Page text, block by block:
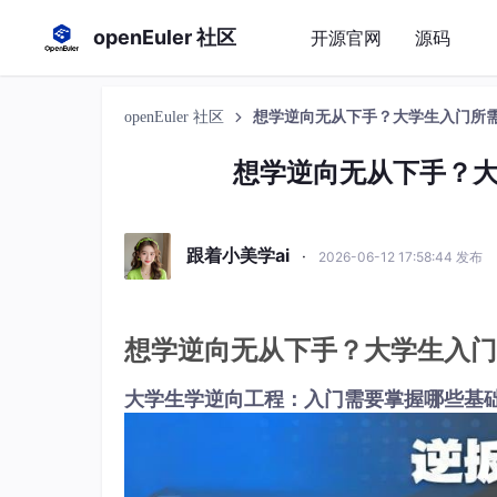
openEuler 社区 开源官网 源码
openEuler 社区 想学逆向无从下手？大学生入门所
想学逆向无从下手？
跟着小美学ai · 2026-06-12 17:58:44 发布
想学逆向无从下手？大学生入
大学生学逆向工程：入门需要掌握哪些基